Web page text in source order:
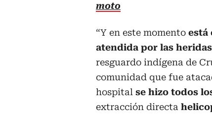
moto
“Y en este momento está
atendida por las
resguardo indígena de
comunidad que fue
hospital se hizo todos
extracción directa